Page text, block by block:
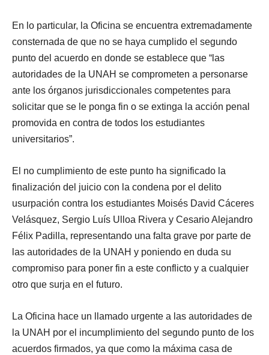
En lo particular, la Oficina se encuentra extremadamente
consternada de que no se haya cumplido el segundo
punto del acuerdo en donde se establece que “las
autoridades de la UNAH se comprometen a personarse
ante los órganos jurisdiccionales competentes para
solicitar que se le ponga fin o se extinga la acción penal
promovida en contra de todos los estudiantes
universitarios”.
El no cumplimiento de este punto ha significado la
finalización del juicio con la condena por el delito
usurpación contra los estudiantes Moisés David Cáceres
Velásquez, Sergio Luís Ulloa Rivera y Cesario Alejandro
Félix Padilla, representando una falta grave por parte de
las autoridades de la UNAH y poniendo en duda su
compromiso para poner fin a este conflicto y a cualquier
otro que surja en el futuro.
La Oficina hace un llamado urgente a las autoridades de
la UNAH por el incumplimiento del segundo punto de los
acuerdos firmados, ya que como la máxima casa de